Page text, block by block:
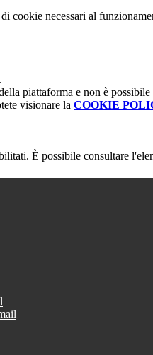
cookie necessari al
piattaforma e non è
visionare la COOKIE
È possibile consultare